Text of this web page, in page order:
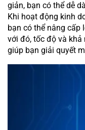
giản, bạn có thể dễ
Khi hoạt động kinh
bạn có thể nâng cấp
với đó, tốc độ và khả
giúp bạn giải quyết